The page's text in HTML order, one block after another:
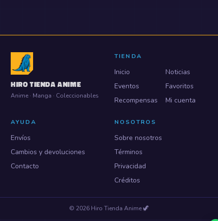
HIRO TIENDA ANIME
Anime · Manga · Coleccionables
TIENDA
Inicio
Noticias
Eventos
Favoritos
Recompensas
Mi cuenta
AYUDA
Envíos
Cambios y devoluciones
Contacto
NOSOTROS
Sobre nosotros
Términos
Privacidad
Créditos
© 2026 Hiro Tienda Anime🦖